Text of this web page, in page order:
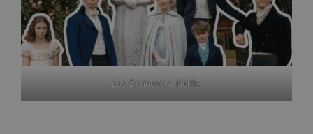
Los Bridgerton. Netflix